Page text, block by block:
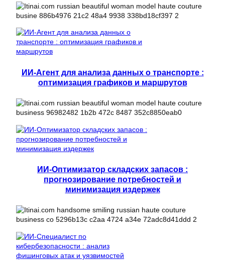
ИИ-Агент для анализа данных о транспорте :
оптимизация графиков и маршрутов
ИИ-Оптимизатор складских запасов :
прогнозирование потребностей и
минимизация издержек